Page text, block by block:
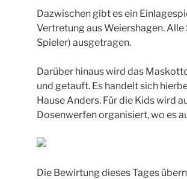
Dazwischen gibt es ein
Vertretung aus Weiershagen.
Spieler) ausgetragen.
Darüber hinaus wird das
und getauft. Es handelt sich
Hause Anders. Für die Kids wird
Dosenwerfen organisiert, wo es
Die Bewirtung dieses Tages